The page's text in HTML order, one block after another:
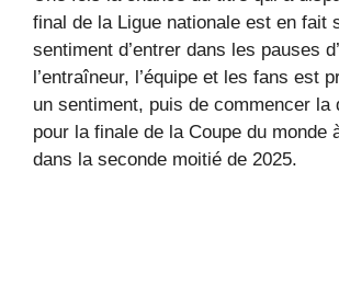
final de la Ligue nationale est en fait
sentiment d’entrer dans les pauses
l’entraîneur, l’équipe et les fans est
un sentiment, puis de commencer la
pour la finale de la Coupe du monde
dans la seconde moitié de 2025.